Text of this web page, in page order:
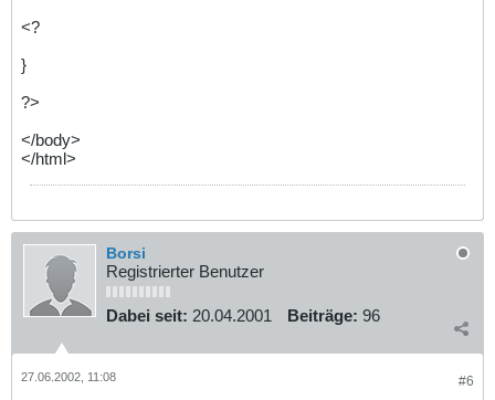
<?
}
?>
</body>
</html>
Borsi
Registrierter Benutzer
Dabei seit: 20.04.2001 Beiträge: 96
#6
27.06.2002, 11:08